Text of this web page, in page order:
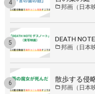
邦画（日本
DEATH
邦画（日本
散歩する侵
邦画（日本